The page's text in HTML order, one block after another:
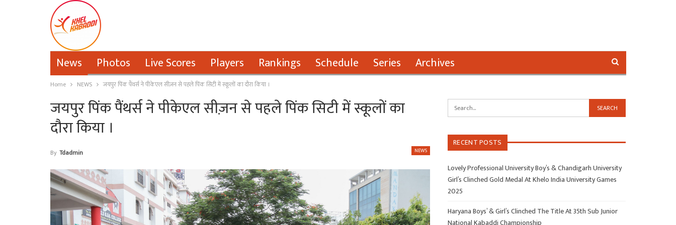
News Photos Live Scores Players Rankings Schedule Series Archives
Home NEWS जयपुर पिंक पैंथर्स ने पीकेएल सीज़न से पहले पिंक सिटी में स्कूलों का दौरा किया ।
जयपुर पिंक पैंथर्स ने पीकेएल सीज़न से पहले पिंक सिटी में स्कूलों का
दौरा किया ।
NEWS
By Tdadmin
RECENT POSTS
Lovely Professional University Boy’s & Chandigarh University
Girl’s Clinched Gold Medal At Khelo India University Games
2025
Haryana Boys’ & Girl’s Clinched The Title At 35th Sub Junior
National Kabaddi Championship